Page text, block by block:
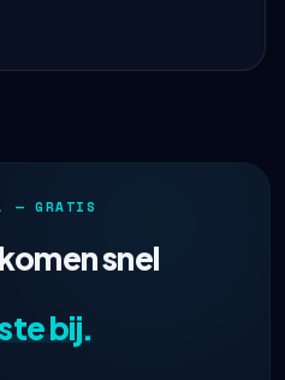
— GRATIS
snel
bij.